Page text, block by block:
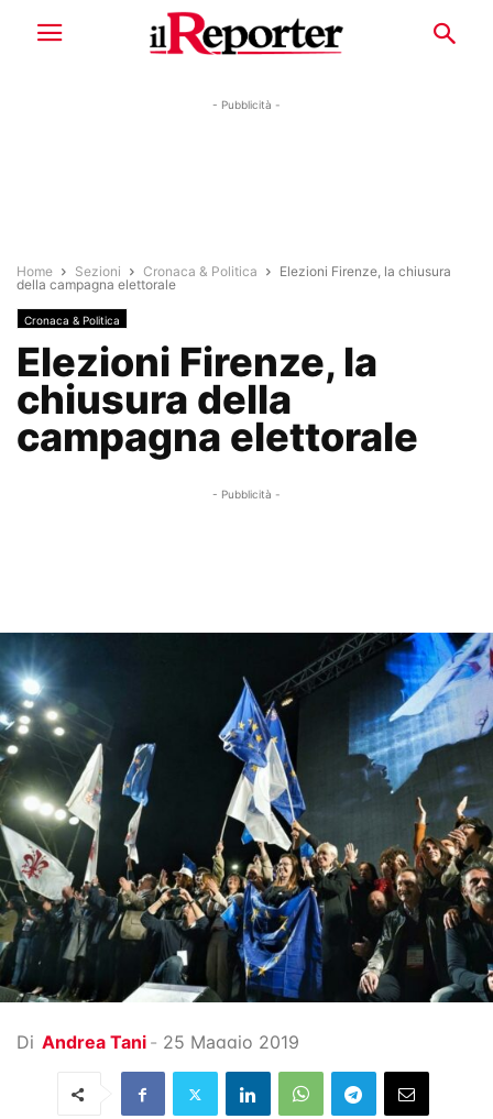
- Pubblicità -
Home Sezioni Cronaca & Politica
Elezioni Firenze, la chiusura
della campagna elettorale
Cronaca & Politica
Elezioni Firenze, la
chiusura della
campagna elettorale
- Pubblicità -
Di Andrea Tani - 25 Maggio 2019